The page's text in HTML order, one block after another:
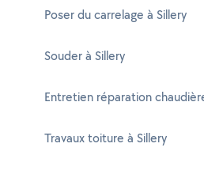
Poser du carrelage à Sillery
Souder à Sillery
Entretien réparation
Travaux toiture à Sillery